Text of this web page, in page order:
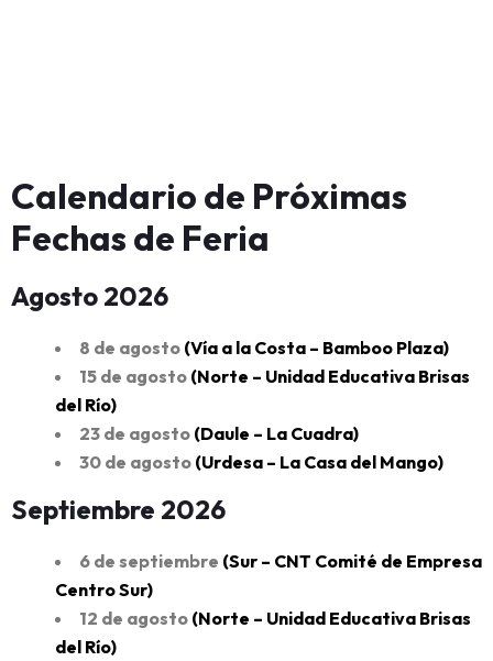
Calendario de Próximas
Fechas de Feria
Agosto 2026
8 de agosto (Vía a la Costa – Bamboo Plaza)
15 de agosto (Norte – Unidad Educativa Brisas
del Río)
23 de agosto (Daule – La Cuadra)
30 de agosto (Urdesa – La Casa del Mango)
Septiembre 2026
6 de septiembre (Sur – CNT Comité de Empresa
Centro Sur)
12 de agosto (Norte – Unidad Educativa Brisas
del Río)